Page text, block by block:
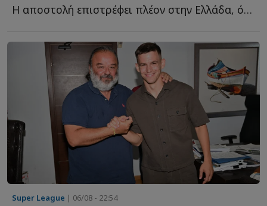
Η αποστολή επιστρέφει πλέον στην Ελλάδα, όπου αναμένεται ν...
Super League | 06/08 - 22:54